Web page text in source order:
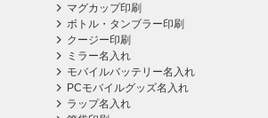
マグカップ印刷
ボトル・タンブラー印刷
クージー印刷
ミラー名入れ
モバイルバッテリー名入れ
PCモバイルグッズ名入れ
ラップ名入れ